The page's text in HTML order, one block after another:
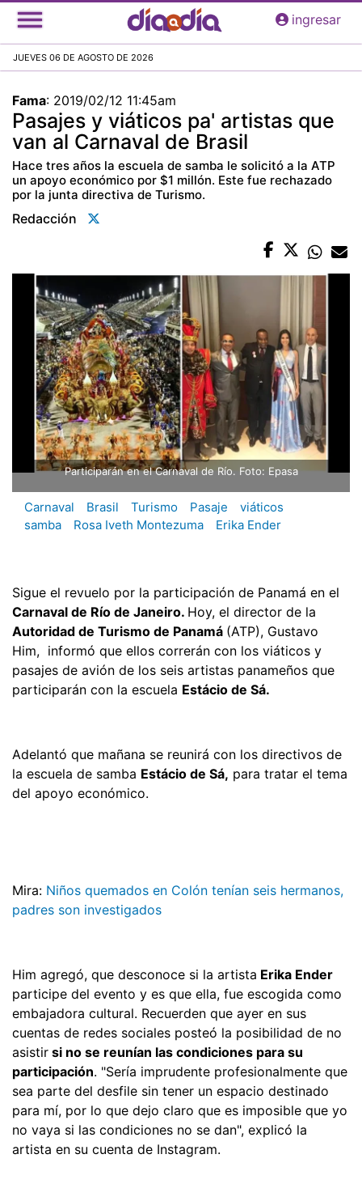
Pasar
al
principal
ingresar
JUEVES 06 DE AGOSTO DE 2026
Fama: 2019/02/12 11:45am
Pasajes y viáticos pa' artistas que
van al Carnaval de Brasil
Hace tres años la escuela de samba le solicitó a la ATP
un apoyo económico por $1 millón. Este fue rechazado
por la junta directiva de Turismo.
Redacción
Participarán en el Carnaval de Río. Foto: Epasa
Carnaval Brasil Turismo Pasaje
viáticos
samba
Rosa Iveth Montezuma Erika Ender
Sigue el revuelo por la participación de Panamá en el
Carnaval de Río de Janeiro. Hoy, el director de la
Autoridad de Turismo de Panamá (ATP), Gustavo
Him, informó que ellos correrán con los viáticos y
pasajes de avión de los seis artistas panameños que
participarán con la escuela Estácio de Sá.
Adelantó que mañana se reunirá con los directivos de
la escuela de samba Estácio de Sá, para tratar el tema
del apoyo económico.
Mira: Niños quemados en Colón tenían seis hermanos,
padres son investigados
Him agregó, que desconoce si la artista Erika Ender
participe del evento y es que ella, fue escogida como
embajadora cultural. Recuerden que ayer en sus
cuentas de redes sociales posteó la posibilidad de no
asistir si no se reunían las condiciones para su
participación. "Sería imprudente profesionalmente que
sea parte del desfile sin tener un espacio destinado
para mí, por lo que dejo claro que es imposible que yo
no vaya si las condiciones no se dan", explicó la
artista en su cuenta de Instagram.